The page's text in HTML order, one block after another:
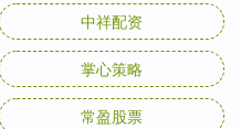
中祥配资
掌心策略
常盈股票